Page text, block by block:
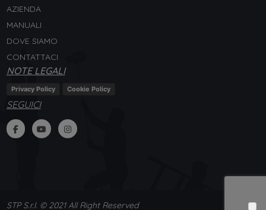
AZIENDA
MANUALI
DOVE SIAMO
CONTATTACI
NOTE LEGALI
Privacy Policy Cookie Policy
SEGUICI
STP S.r.l. © 2021 All Right Reserved